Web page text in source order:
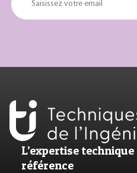
Saisissez votre email
L’expertise
référence